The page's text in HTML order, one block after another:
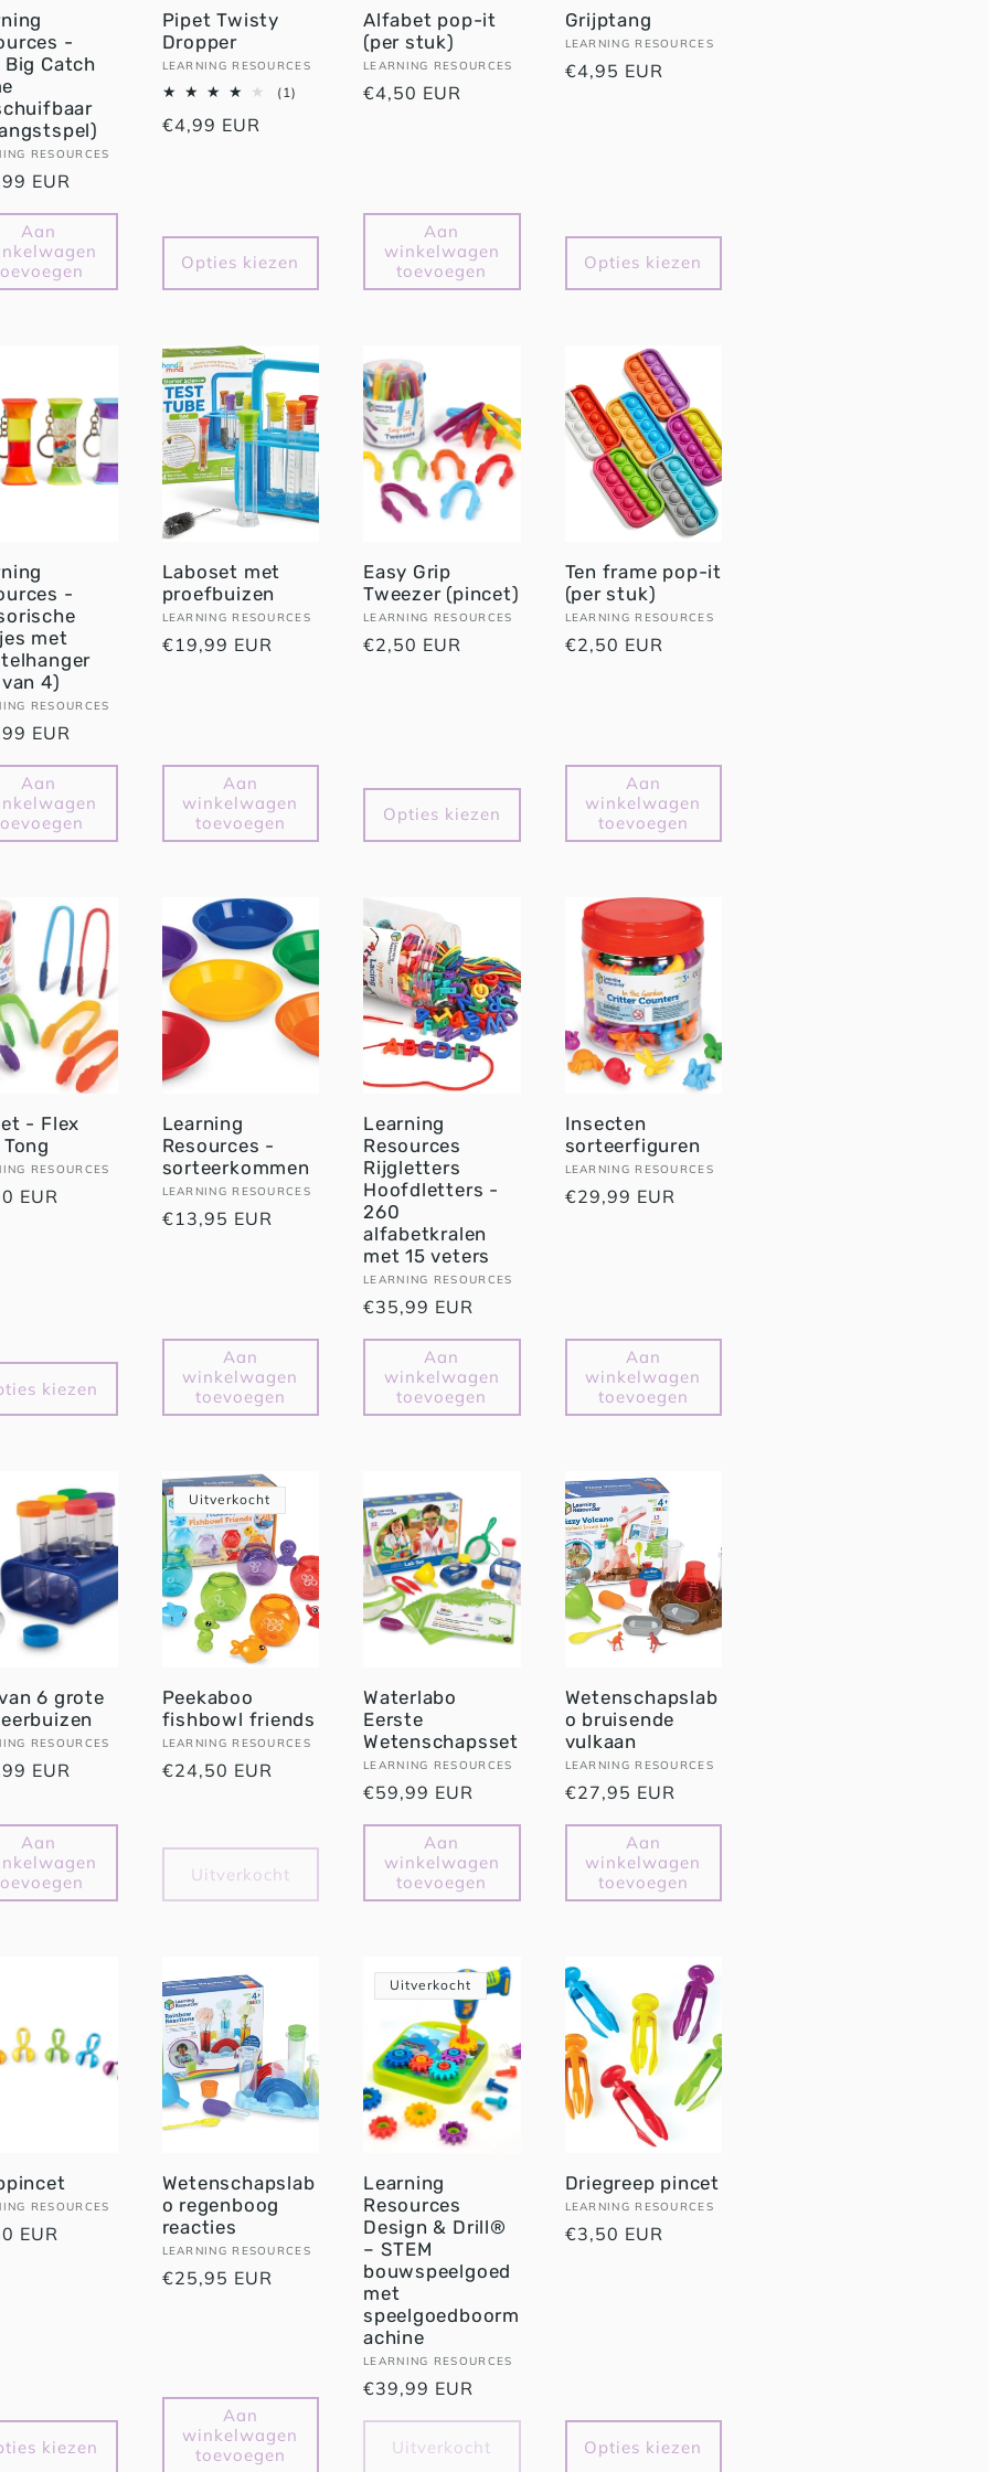
-
Big Catch
RESOURCES
EUR
Aan
Pipet Twisty
Dropper
Verkoper:
LEARNING RESOURCES
(1)
Normale
€4,99 EUR
Opties kiezen
Alfabet pop-it
(per stuk)
Verkoper:
LEARNING RESOURCES
Normale
€4,50 EUR
Aan
winkelwagen
toevoegen
Grijptang
Verkoper:
LEARNING RESOURCES
Normale
€4,95 EUR
Opties kiezen
-
met
4)
RESOURCES
EUR
Aan
Laboset met
proefbuizen
Verkoper:
LEARNING RESOURCES
Normale
€19,99 EUR
Aan
winkelwagen
toevoegen
Easy Grip
Tweezer (pincet)
Verkoper:
LEARNING RESOURCES
Normale
€2,50 EUR
Opties kiezen
Ten frame pop-it
(per stuk)
Verkoper:
LEARNING RESOURCES
Normale
€2,50 EUR
Aan
winkelwagen
toevoegen
- Flex
RESOURCES
EUR
kiezen
Learning
Resources -
sorteerkommen
Verkoper:
LEARNING RESOURCES
Normale
€13,95 EUR
Aan
winkelwagen
toevoegen
Learning
Resources
Rijgletters
Hoofdletters -
260
alfabetkralen
met 15 veters
Verkoper:
LEARNING RESOURCES
Normale
prijs
€35,99 EUR
Aan
winkelwagen
toevoegen
Insecten
sorteerfiguren
Verkoper:
LEARNING RESOURCES
Normale
€29,99 EUR
Aan
winkelwagen
toevoegen
6 grote
RESOURCES
EUR
Aan
Uitverkocht
Peekaboo
fishbowl friends
Verkoper:
LEARNING RESOURCES
Normale
€24,50 EUR
Uitverkocht
Waterlabo
Eerste
Wetenschapsset
Verkoper:
LEARNING RESOURCES
Normale
prijs
€59,99 EUR
Aan
winkelwagen
toevoegen
Wetenschapslab
o bruisende
vulkaan
Verkoper:
LEARNING RESOURCES
Normale
prijs
€27,95 EUR
Aan
winkelwagen
toevoegen
RESOURCES
EUR
kiezen
Wetenschapslab
o regenboog
reacties
Verkoper:
LEARNING RESOURCES
Normale
€25,95 EUR
Aan
winkelwagen
toevoegen
Uitverkocht
Learning
Resources
Design & Drill®
– STEM
bouwspeelgoed
met
speelgoedboorm
achine
Verkoper:
LEARNING RESOURCES
Normale
prijs
€39,99 EUR
Uitverkocht
Driegreep pincet
Verkoper:
LEARNING RESOURCES
Normale
€3,50 EUR
Opties kiezen